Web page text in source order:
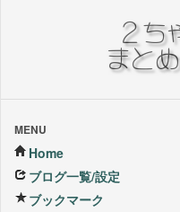
ブックマーク
24Hランキング
昨日のランキング
MENU
Home
ブログ一覧/設定
ブックマーク